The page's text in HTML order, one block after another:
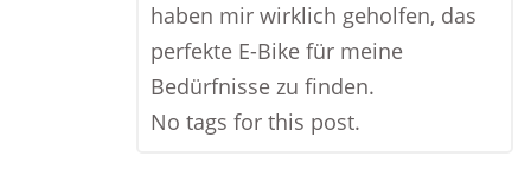
haben mir wirklich geholfen, das
perfekte E-Bike für meine
Bedürfnisse zu finden.
No tags for this post.